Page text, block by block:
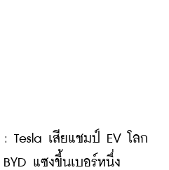
: Tesla เสียแชมป์ EV โลก
แซงขึ้นเบอร์หนึ่ง